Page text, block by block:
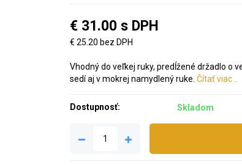
€ 31.00 s DPH
€ 25.20 bez DPH
Vhodný do veľkej ruky, predĺžené držadlo o
sedí aj v mokrej namydlený ruke.Čítať viac ..
Dostupnosť: Skladom